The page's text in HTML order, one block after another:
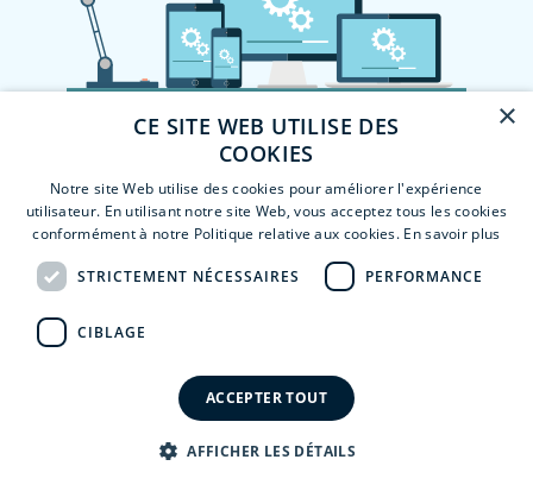
×
CE SITE WEB UTILISE DES
COOKIES
Notre site Web utilise des cookies pour améliorer l'expérience
utilisateur. En utilisant notre site Web, vous acceptez tous les cookies
conformément à notre Politique relative aux cookies. En savoir plus
STRICTEMENT NÉCESSAIRES PERFORMANCE
CIBLAGE
ACCEPTER TOUT
AFFICHER LES DÉTAILS